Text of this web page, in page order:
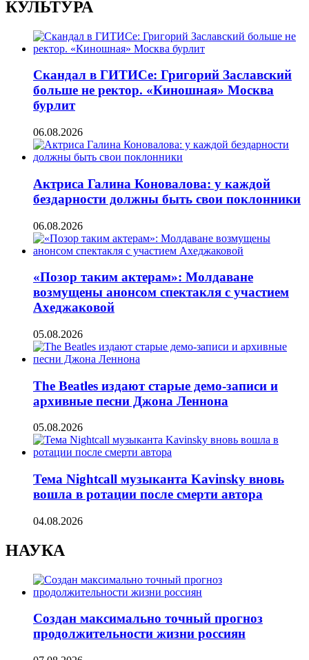
КУЛЬТУРА
Скандал в ГИТИСе: Григорий Заславский
больше не ректор. «Киношная» Москва
бурлит
06.08.2026
Актриса Галина Коновалова: у каждой
бездарности должны быть свои поклонники
06.08.2026
«Позор таким актерам»: Молдаване
возмущены анонсом спектакля с участием
Ахеджаковой
05.08.2026
The Beatles издают старые демо-записи и
архивные песни Джона Леннона
05.08.2026
Тема Nightcall музыканта Kavinsky вновь
вошла в ротации после смерти автора
04.08.2026
НАУКА
Создан максимально точный прогноз
продолжительности жизни россиян